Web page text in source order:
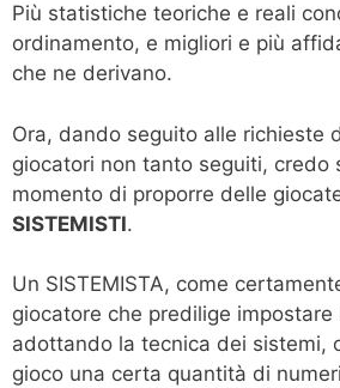
Più statistiche teoriche e reali
ordinamento, e migliori e più
che ne derivano.
Ora, dando seguito alle richieste
giocatori non tanto seguiti, credo
momento di proporre delle
SISTEMISTI.
Un SISTEMISTA, come
giocatore che predilige
adottando la tecnica dei sistemi,
gioco una certa quantità di